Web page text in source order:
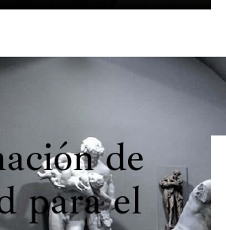
de
para el